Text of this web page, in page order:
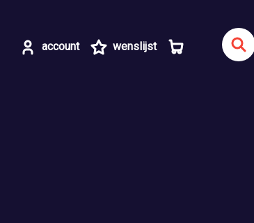
account wenslijst